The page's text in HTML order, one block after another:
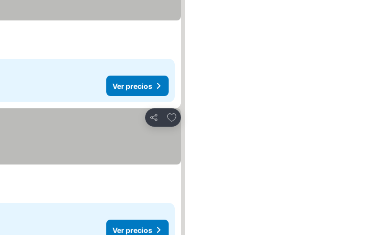
Ver precios
Compartir
Agregar a favoritos
Ver precios